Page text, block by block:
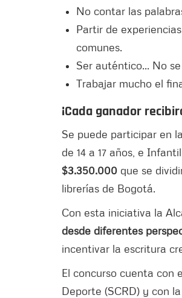
No contar las
Partir de
comunes.
Ser auténtico... No
Trabajar mucho el
¡Cada ganador
Se puede participar en
de 14 a 17 años, e
$3.350.000 que se
librerías de Bogotá.
Con esta iniciativa la
desde diferentes
incentivar la escritura
El concurso cuenta con
Deporte (SCRD) y con